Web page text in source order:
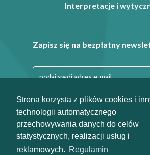
Strona korzysta z plików cookies i
technologii automatycznego
przechowywania danych do celów
statystycznych, realizacji usług i
reklamowych. Regulamin
Interpretacje i
Zapisz się na bezpłatny
Regulamin |
info@odpady-help.pl
2010-2026